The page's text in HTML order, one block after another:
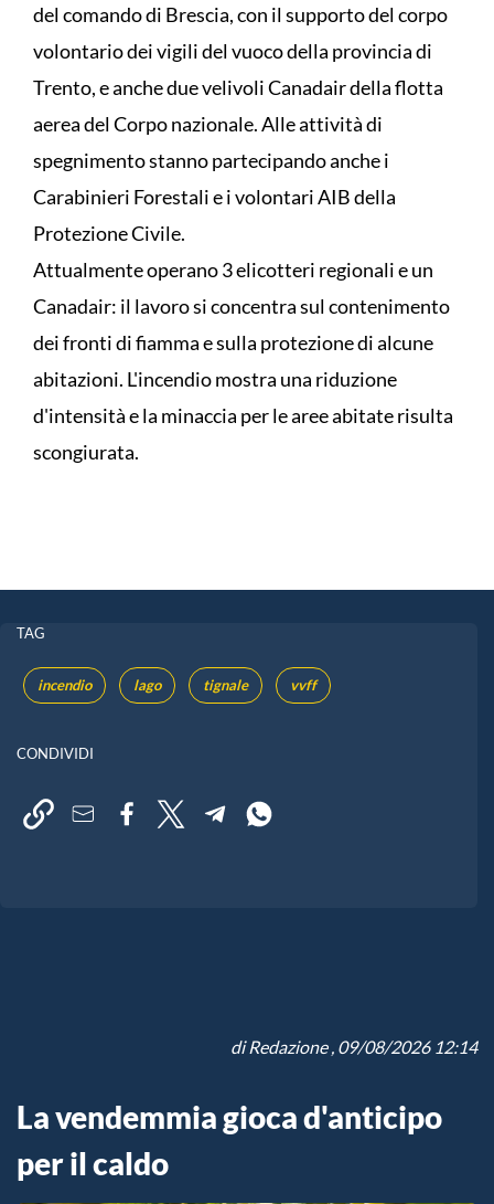
del comando di Brescia, con il supporto del corpo
volontario dei vigili del vuoco della provincia di
Trento, e anche due velivoli Canadair della flotta
aerea del Corpo nazionale. Alle attività di
spegnimento stanno partecipando anche i
Carabinieri Forestali e i volontari AIB della
Protezione Civile.
Attualmente operano 3 elicotteri regionali e un
Canadair: il lavoro si concentra sul contenimento
dei fronti di fiamma e sulla protezione di alcune
abitazioni. L'incendio mostra una riduzione
d'intensità e la minaccia per le aree abitate risulta
scongiurata.
TAG
incendio lago tignale vvff
CONDIVIDI
diRedazione, 09/08/2026 12:14
La vendemmia gioca d'anticipo
per il caldo